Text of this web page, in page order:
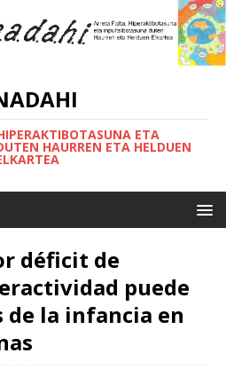
ETA
HAURREN ETA HELDUEN
déficit de
puede
de la infancia en